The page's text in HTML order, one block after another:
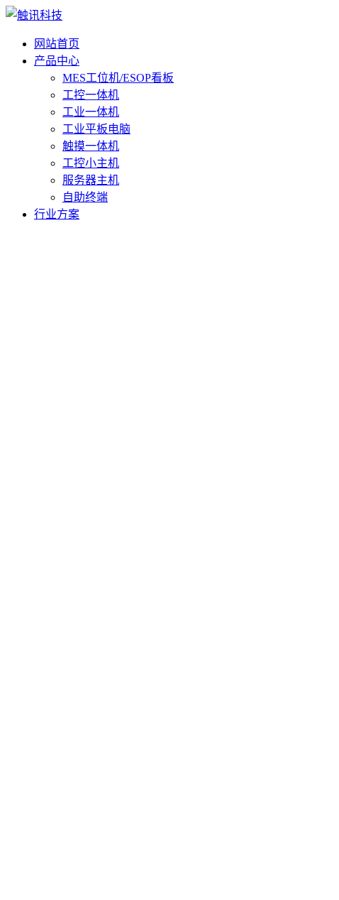
网站首页
产品中心
MES工位机/ESOP看板
工控一体机
工业一体机
工业平板电脑
触摸一体机
工控小主机
服务器主机
自助终端
行业方案